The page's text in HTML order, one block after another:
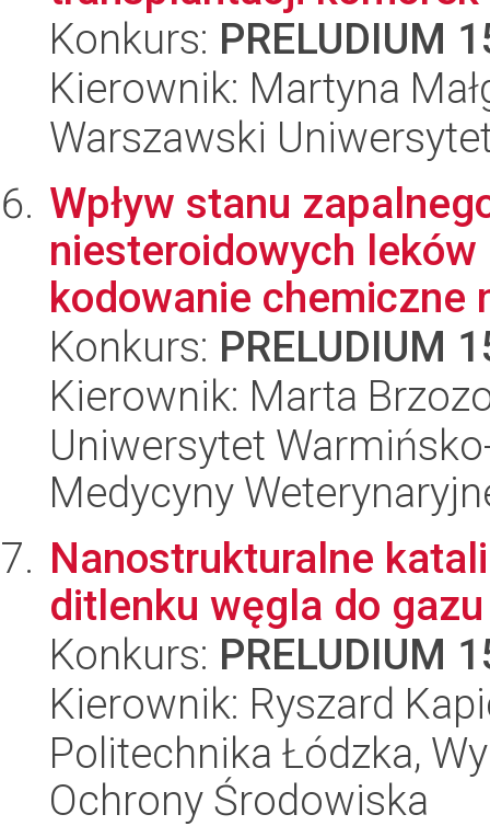
Konkurs: PRELUDIUM
Kierownik: Martyna
Warszawski
Wpływ stanu
niesteroidowych
kodowanie chemiczne
Konkurs: PRELUDIUM
Kierownik: Marta
Uniwersytet
Medycyny
Nanostrukturalne
ditlenku węgla do
Konkurs: PRELUDIUM
Kierownik: Ryszard
Politechnika Łódzka,
Ochrony Środowiska